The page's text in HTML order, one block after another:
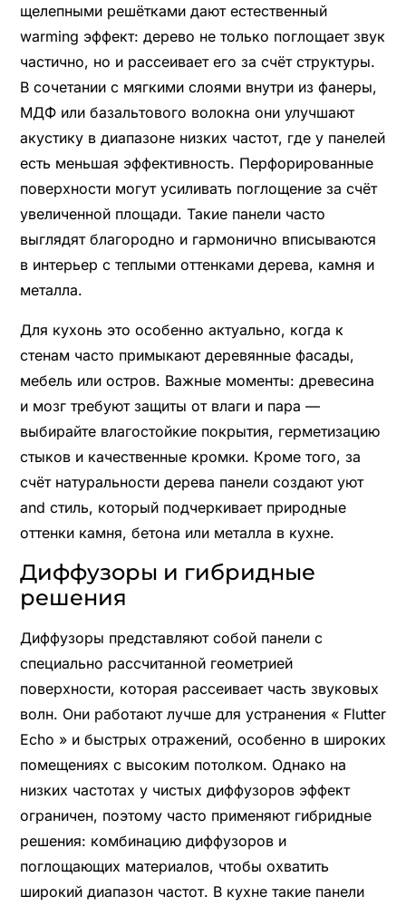
щелепными решётками дают естественный
warming эффект: дерево не только поглощает звук
частично, но и рассеивает его за счёт структуры.
В сочетании с мягкими слоями внутри из фанеры,
МДФ или базальтового волокна они улучшают
акустику в диапазоне низких частот, где у панелей
есть меньшая эффективность. Перфорированные
поверхности могут усиливать поглощение за счёт
увеличенной площади. Такие панели часто
выглядят благородно и гармонично вписываются
в интерьер с теплыми оттенками дерева, камня и
металла.
Для кухонь это особенно актуально, когда к
стенам часто примыкают деревянные фасады,
мебель или остров. Важные моменты: древесина
и мозг требуют защиты от влаги и пара —
выбирайте влагостойкие покрытия, герметизацию
стыков и качественные кромки. Кроме того, за
счёт натуральности дерева панели создают уют
and стиль, который подчеркивает природные
оттенки камня, бетона или металла в кухне.
Диффузоры и гибридные
решения
Диффузоры представляют собой панели с
специально рассчитанной геометрией
поверхности, которая рассеивает часть звуковых
волн. Они работают лучше для устранения « Flutter
Echo » и быстрых отражений, особенно в широких
помещениях с высоким потолком. Однако на
низких частотах у чистых диффузоров эффект
ограничен, поэтому часто применяют гибридные
решения: комбинацию диффузоров и
поглощающих материалов, чтобы охватить
широкий диапазон частот. В кухне такие панели